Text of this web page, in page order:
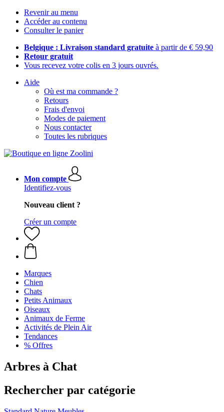
Revenir au menu
Accéder au contenu
Consulter le panier
Belgique : Livraison standard gratuite à partir de € 59,90
Retour gratuit
Vous recevez votre colis en 3 jours ouvrés.
Aide
Où est ma commande ?
Retours
Frais d'envoi
Modes de paiement
Nous contacter
Toutes les rubriques
Mon compte
Identifiez-vous
Nouveau client ?
Créer un compte
Marques
Chien
Chats
Petits Animaux
Oiseaux
Animaux de Ferme
Activités de Plein Air
Tendances
% Offres
Arbres à Chat
Rechercher par catégorie